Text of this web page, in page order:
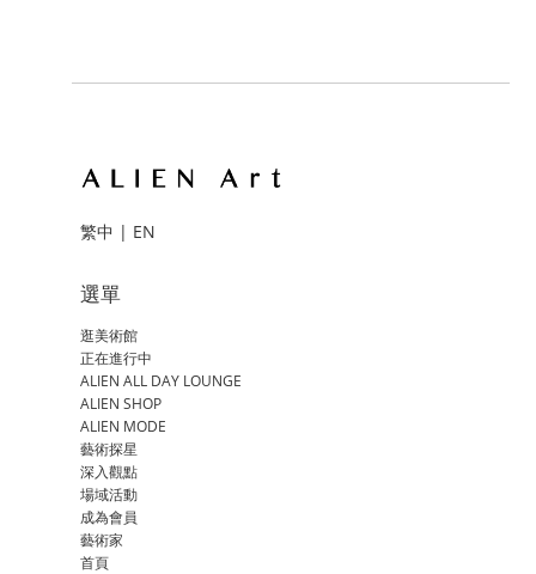
繁中 | EN
選單
逛美術館
正在進行中
ALIEN ALL DAY LOUNGE
ALIEN SHOP
ALIEN MODE
藝術探星
深入觀點
場域活動
成為會員
藝術家
首頁